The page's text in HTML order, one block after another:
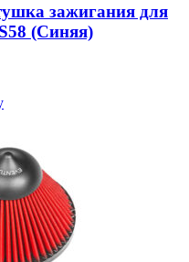
зажигания для
(Синяя)